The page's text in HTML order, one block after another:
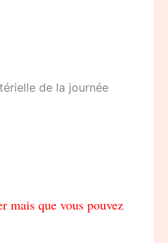
de la journée
mais que vous pouvez